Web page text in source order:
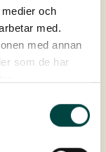
och
med.
med annan
som de har